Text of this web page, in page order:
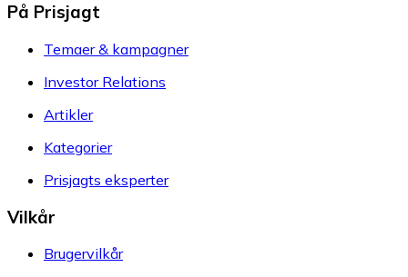
På Prisjagt
Temaer & kampagner
Investor Relations
Artikler
Kategorier
Prisjagts eksperter
Vilkår
Brugervilkår